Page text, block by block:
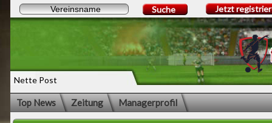
Nette Post
Suche Jetzt
Top News Zeitung Managerprofil